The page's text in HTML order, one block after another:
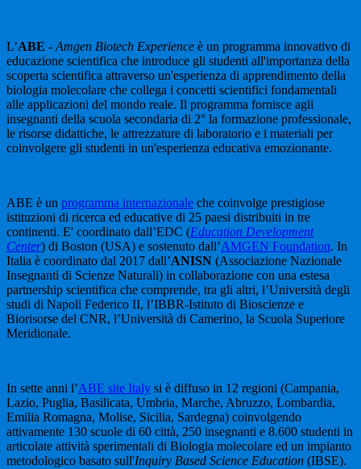
L’ABE - Amgen Biotech Experience è un programma innovativo di
educazione scientifica che introduce gli studenti all'importanza della
scoperta scientifica attraverso un'esperienza di apprendimento della
biologia molecolare che collega i concetti scientifici fondamentali
alle applicazioni del mondo reale. Il programma fornisce agli
insegnanti della scuola secondaria di 2° la formazione professionale,
le risorse didattiche, le attrezzature di laboratorio e i materiali per
coinvolgere gli studenti in un'esperienza educativa emozionante.
ABE è un programma internazionale che coinvolge prestigiose
istituzioni di ricerca ed educative di 25 paesi distribuiti in tre
continenti. E' coordinato dall’EDC (Education Development
Center) di Boston (USA) e sostenuto dall’AMGEN Foundation. In
Italia è coordinato dal 2017 dall’ANISN (Associazione Nazionale
Insegnanti di Scienze Naturali) in collaborazione con una estesa
partnership scientifica che comprende, tra gli altri, l’Università degli
studi di Napoli Federico II, l’IBBR-Istituto di Bioscienze e
Biorisorse del CNR, l’Università di Camerino, la Scuola Superiore
Meridionale.
In sette anni l’ABE site Italy si è diffuso in 12 regioni (Campania,
Lazio, Puglia, Basilicata, Umbria, Marche, Abruzzo, Lombardia,
Emilia Romagna, Molise, Sicilia, Sardegna) coinvolgendo
attivamente 130 scuole di 60 città, 250 insegnanti e 8.600 studenti in
articolate attività sperimentali di Biologia molecolare ed un impianto
metodologico basato sull'Inquiry Based Science Education (IBSE).